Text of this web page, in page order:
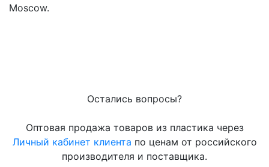
Moscow.
Остались вопросы?
Оптовая продажа товаров из пластика через
Личный кабинет клиента по ценам от российского
производителя и поставщика.